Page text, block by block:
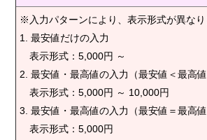
※入力パターンにより、表示形式が異なり
1. 最安値だけの入力
表示形式：5,000円 ～
2. 最安値・最高値の入力（最安値＜最高値
表示形式：5,000円 ～ 10,000円
3. 最安値・最高値の入力（最安値＝最高値
表示形式：5,000円